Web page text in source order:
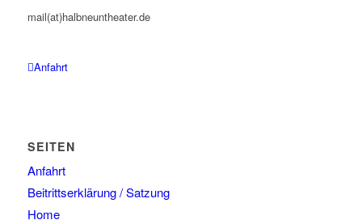
mail(at)halbneuntheater.de
Anfahrt
SEITEN
Anfahrt
Beitrittserklärung / Satzung
Home